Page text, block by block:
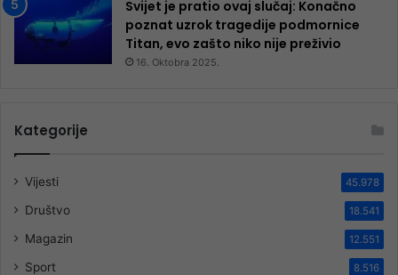
Svijet je pratio ovaj slučaj: Konačno
poznat uzrok tragedije podmornice
Titan, evo zašto niko nije preživio
16. Oktobra 2025.
Kategorije
Vijesti 45.978
Društvo 18.541
Magazin 12.551
Sport 8.516